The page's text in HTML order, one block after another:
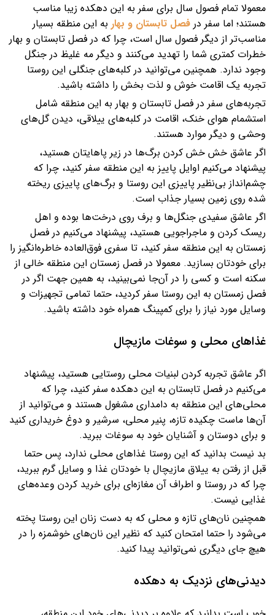
معمولا تمام فصول سال برای سفر به این دهکده زیبا مناسب
هستند؛ اما سفر در فصل تابستان و بهار به این منطقه بسیار
مناسب‌تر از دیگر فصول سال است، چرا که در فصل تابستان و بهار
خطرات کمتری شما را تهدید می‌کنند و دیگر مه غلیظ در جنگل
وجود ندارد. همچنین می‌توانید در کلبه‌های جنگلی این روستا
تجربه یک اقامت خوش و لذت بخش را داشته باشید.
تجربه‌های سفر در فصل تابستان و بهار به این منطقه شامل
استشمام هوای خنک، اقامت در کلبه‌های ییلاقی، دیدن گل‌های
وحشی و دیگر موارد هستند.
اگر عاشق خش خش کردن برگ‌ها در زیر پاهایتان هستید،
پیشنهاد می‌کنیم اوایل پاییز به این منطقه سفر کنید، چرا که
چشم‌انداز بی‌نظیر پاییزی این روستا و برگ‌های پاییزی ریخته
شده روی زمین بسیار جذاب است.
اگر عاشق سفیدی جنگل‌ها و برف روی درخت‌ها بوده و اهل
ریسک کردن و ماجراجویی هستید، پیشنهاد می‌کنیم در فصل
زمستان به این منطقه سفر کنید، تا سفری فوق‌العاده خاطره‌انگیز را
برای خودتان بسازید. معمولا در فصل زمستان این منطقه خالی از
سکنه است و کسی را در آن‌جا نمی‌بینید، به همین جهت اگر در
فصل زمستان به این روستا سفر کردید، حتما تمامی تجهیزات و
وسایل مورد نیاز را برای کمپینگ همراه خود داشته باشید.
غذاهای محلی و سوغات مازیچال
اگر عاشق تجربه کردن لبنیات محلی روستایی هستید، پیشنهاد
می‌کنیم در فصل تابستان به این دهکده سفر کنید، چرا که
محلی‌های این منطقه به دامداری مشغول هستند و می‌توانید از
آن‌ها ماست چکیده تازه، پنیر محلی، سرشیر و دوغ خریداری کنید
و برای دوستان و آشنایان خود به سوغات ببرید.
بد نیست بدانید که این روستا غذاهای محلی ندارد، پس حتما
قبل از رفتن به ییلاق مازیچال با خودتان غذا و وسایل گرم ببرید،
چرا که در روستا و اطراف آن مغازه‌ای برای خرید کردن وعده‌های
غذایی نیست.
همچنین نان‌های تازه و محلی که به دست زنان این روستا پخته
می‌شود را حتما امتحان کنید که نظیر این نان‌های خوشمزه را در
هیچ جای دیگری نمی‌توانید پیدا کنید.
دیدنی‌های نزدیک به دهکده